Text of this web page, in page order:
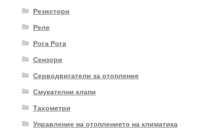
Резистори
Реле
Рога Рога
Сензори
Серводвигатели за отопление
Смукателни клапи
Тахометри
Управление на отоплението на климатика